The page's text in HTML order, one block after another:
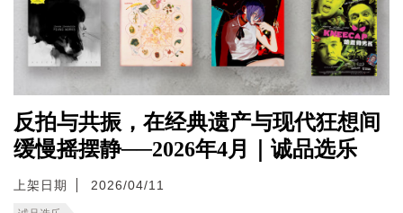
反拍与共振，在经典遗产与现代狂想间
缓慢摇摆静──2026年4月｜诚品选乐
上架日期 2026/04/11